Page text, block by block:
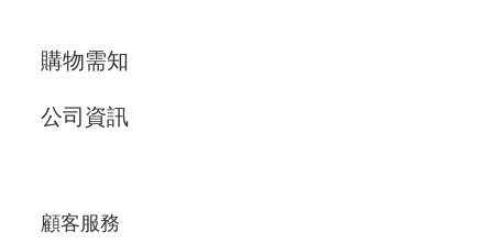
購物需知
公司資訊
顧客服務